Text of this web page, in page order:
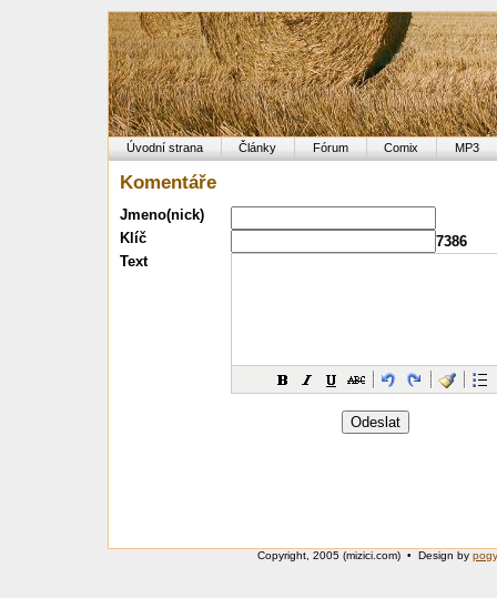
Úvodní strana Články Fórum Comix MP3
Komentáře
Jmeno(nick)
Klíč
7386
Text
Copyright, 2005 (mizici.com) • Design by